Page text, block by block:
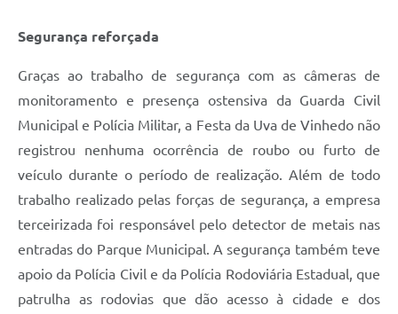
Segurança reforçada
Graças ao trabalho de segurança com as câmeras de
monitoramento e presença ostensiva da Guarda Civil
Municipal e Polícia Militar, a Festa da Uva de Vinhedo não
registrou nenhuma ocorrência de roubo ou furto de
veículo durante o período de realização. Além de todo
trabalho realizado pelas forças de segurança, a empresa
terceirizada foi responsável pelo detector de metais nas
entradas do Parque Municipal. A segurança também teve
apoio da Polícia Civil e da Polícia Rodoviária Estadual, que
patrulha as rodovias que dão acesso à cidade e dos